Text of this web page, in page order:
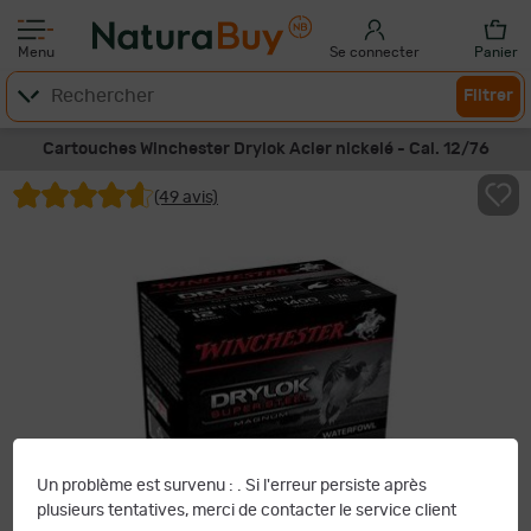
Un problème est survenu : . Si l'erreur persiste après
plusieurs tentatives, merci de contacter le service client
Menu Se connecter Panier
Filtrer
Cartouches Winchester Drylok Acier nickelé - Cal. 12/76
(49 avis)